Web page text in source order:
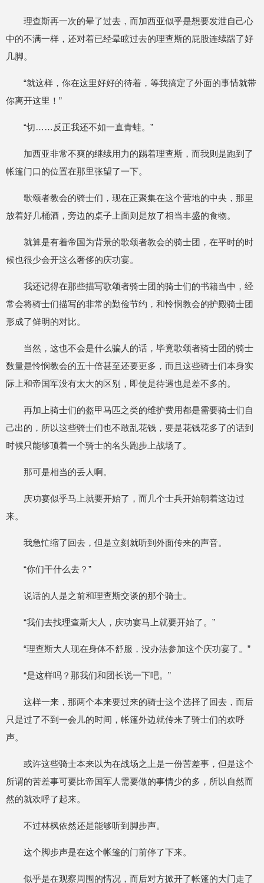
理查斯再一次的晕了过去，而加西亚似乎是想要发泄自己心
中的不满一样，还对着已经晕眩过去的理查斯的屁股连续踹了好
几脚。
“就这样，你在这里好好的待着，等我搞定了外面的事情就带
你离开这里！”
“切……反正我还不如一直青蛙。”
加西亚非常不爽的继续用力的踢着理查斯，而我则是跑到了
帐篷门口的位置在那里张望了一下。
歌颂者教会的骑士们，现在正聚集在这个营地的中央，那里
放着好几桶酒，旁边的桌子上面则是放了相当丰盛的食物。
就算是有着帝国为背景的歌颂者教会的骑士团，在平时的时
候也很少会开这么奢侈的庆功宴。
我还记得在那些描写歌颂者骑士团的骑士们的书籍当中，经
常会将骑士们描写的非常的勤俭节约，和怜悯教会的护殿骑士团
形成了鲜明的对比。
当然，这也不会是什么骗人的话，毕竟歌颂者骑士团的骑士
数量是怜悯教会的五十倍甚至还要更多，而且这些骑士们本身实
际上和帝国军没有太大的区别，即使是待遇也是差不多的。
再加上骑士们的盔甲马匹之类的维护费用都是需要骑士们自
己出的，所以这些骑士们也不敢乱花钱，要是花钱花多了的话到
时候只能够顶着一个骑士的名头跑步上战场了。
那可是相当的丢人啊。
庆功宴似乎马上就要开始了，而几个士兵开始朝着这边过
来。
我急忙缩了回去，但是立刻就听到外面传来的声音。
“你们干什么去？”
说话的人是之前和理查斯交谈的那个骑士。
“我们去找理查斯大人，庆功宴马上就要开始了。”
“理查斯大人现在身体不舒服，没办法参加这个庆功宴了。”
“是这样吗？那我们和团长说一下吧。”
这样一来，那两个本来要过来的骑士这个选择了回去，而后
只是过了不到一会儿的时间，帐篷外边就传来了骑士们的欢呼
声。
或许这些骑士本来以为在战场之上是一份苦差事，但是这个
所谓的苦差事可要比帝国军人需要做的事情少的多，所以自然而
然的就欢呼了起来。
不过林枫依然还是能够听到脚步声。
这个脚步声是在这个帐篷的门前停了下来。
似乎是在观察周围的情况，而后对方掀开了帐篷的大门走了